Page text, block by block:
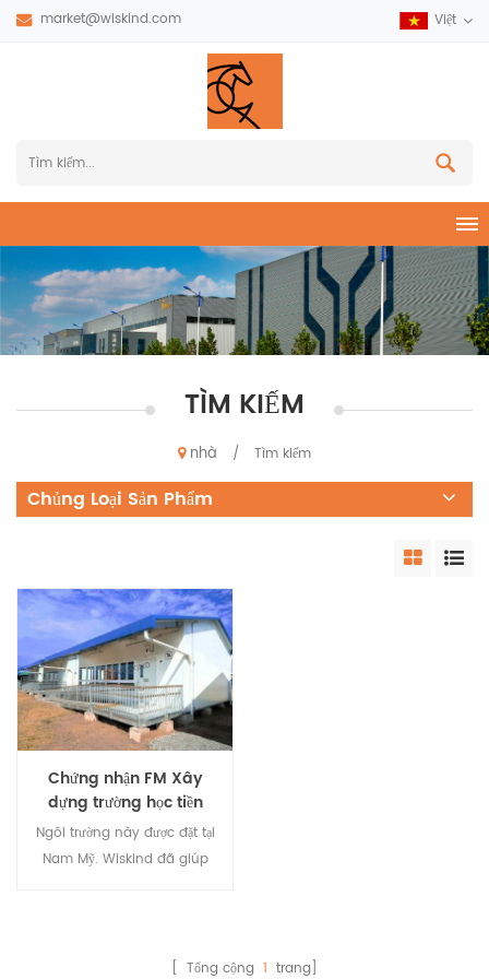
market@wiskind.com Việt
TÌM KIẾM
nhà / Tìm kiếm
Chủng Loại Sản Phẩm
Chứng nhận FM Xây
dựng trường học tiền
chế
Ngôi trường này được đặt tại
Nam Mỹ. Wiskind đã giúp
Wiskind là một doanh[ Tổng cộng 1 trang]